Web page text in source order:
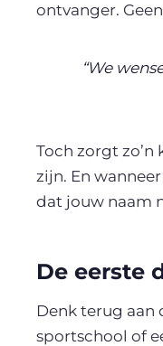
ontvanger.
“We
Toch zorgt
zijn. En
dat jouw naam
De eerste
Denk terug aan
sportschool of